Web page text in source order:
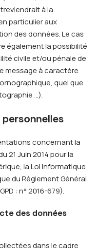
à la
particulier aux
des données. Le cas
également la possibilité
civile et/ou pénale de
message à caractère
quel que
…).
concernant la
21 Juin 2014 pour la
la Loi Informatique
du Règlement Général
: n° 2016-679).
des données
dans le cadre